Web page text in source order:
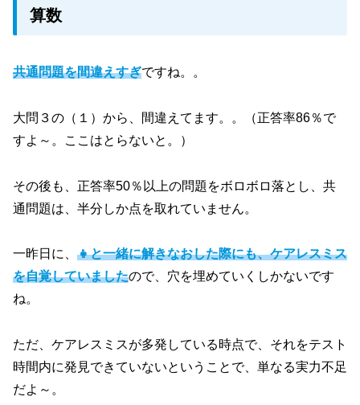
算数
共通問題を間違えすぎですね。。
大問３の（１）から、間違えてます。。（正答率86％で
すよ～。ここはとらないと。）
その後も、正答率50％以上の問題をボロボロ落とし、共
通問題は、半分しか点を取れていません。
一昨日に、 👧と一緒に解きなおした際にも、ケアレスミス
を自覚していましたので、穴を埋めていくしかないです
ね。
ただ、ケアレスミスが多発している時点で、それをテスト
時間内に発見できていないということで、単なる実力不足
だよ～。